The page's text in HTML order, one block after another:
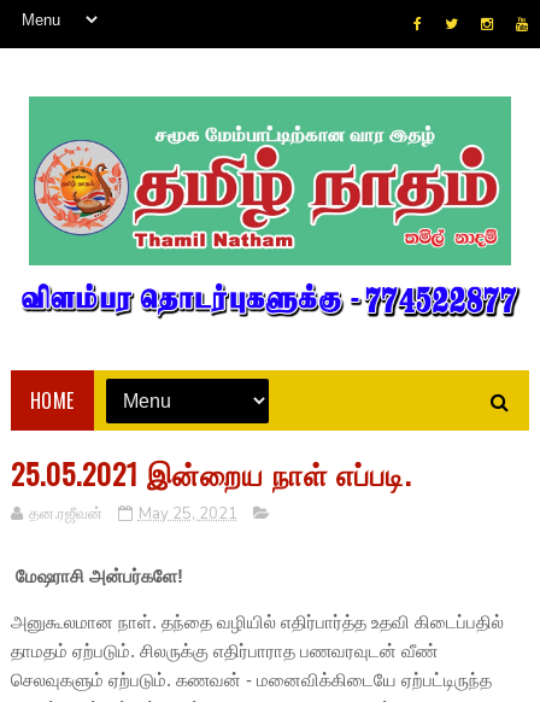
HOME
25.05.2021 இன்றைய நாள் எப்படி.
தன.ரஜீவன் May 25, 2021
மேஷராசி அன்பர்களே!
அனுகூலமான நாள். தந்தை வழியில் எதிர்பார்த்த உதவி கிடைப்பதில்
தாமதம் ஏற்படும். சிலருக்கு எதிர்பாராத பணவரவுடன் வீண்
செலவுகளும் ஏற்படும். கணவன் - மனைவிக்கிடையே ஏற்பட்டிருந்த